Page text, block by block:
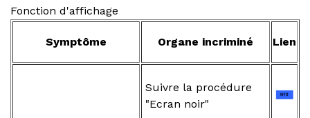
Fonction d'affichage
Symptôme Organe incriminé Lien
Suivre la procédure
"Ecran noir"